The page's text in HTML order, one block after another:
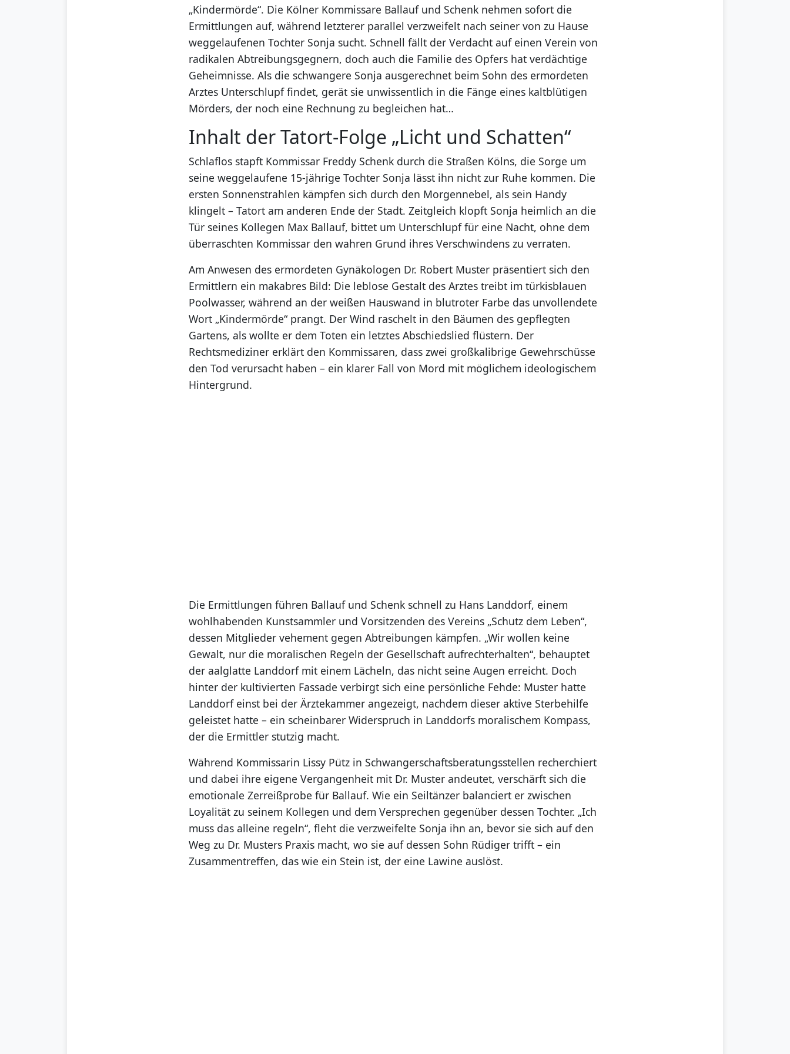
„Kindermörde“. Die Kölner Kommissare Ballauf und Schenk nehmen sofort die
Ermittlungen auf, während letzterer parallel verzweifelt nach seiner von zu Hause
weggelaufenen Tochter Sonja sucht. Schnell fällt der Verdacht auf einen Verein von
radikalen Abtreibungsgegnern, doch auch die Familie des Opfers hat verdächtige
Geheimnisse. Als die schwangere Sonja ausgerechnet beim Sohn des ermordeten
Arztes Unterschlupf findet, gerät sie unwissentlich in die Fänge eines kaltblütigen
Mörders, der noch eine Rechnung zu begleichen hat…
Inhalt der Tatort-Folge „Licht und Schatten“
Schlaflos stapft Kommissar Freddy Schenk durch die Straßen Kölns, die Sorge um
seine weggelaufene 15-jährige Tochter Sonja lässt ihn nicht zur Ruhe kommen. Die
ersten Sonnenstrahlen kämpfen sich durch den Morgennebel, als sein Handy
klingelt – Tatort am anderen Ende der Stadt. Zeitgleich klopft Sonja heimlich an die
Tür seines Kollegen Max Ballauf, bittet um Unterschlupf für eine Nacht, ohne dem
überraschten Kommissar den wahren Grund ihres Verschwindens zu verraten.
Am Anwesen des ermordeten Gynäkologen Dr. Robert Muster präsentiert sich den
Ermittlern ein makabres Bild: Die leblose Gestalt des Arztes treibt im türkisblauen
Poolwasser, während an der weißen Hauswand in blutroter Farbe das unvollendete
Wort „Kindermörde“ prangt. Der Wind raschelt in den Bäumen des gepflegten
Gartens, als wollte er dem Toten ein letztes Abschiedslied flüstern. Der
Rechtsmediziner erklärt den Kommissaren, dass zwei großkalibrige Gewehrschüsse
den Tod verursacht haben – ein klarer Fall von Mord mit möglichem ideologischem
Hintergrund.
Die Ermittlungen führen Ballauf und Schenk schnell zu Hans Landdorf, einem
wohlhabenden Kunstsammler und Vorsitzenden des Vereins „Schutz dem Leben“,
dessen Mitglieder vehement gegen Abtreibungen kämpfen. „Wir wollen keine
Gewalt, nur die moralischen Regeln der Gesellschaft aufrechterhalten“, behauptet
der aalglatte Landdorf mit einem Lächeln, das nicht seine Augen erreicht. Doch
hinter der kultivierten Fassade verbirgt sich eine persönliche Fehde: Muster hatte
Landdorf einst bei der Ärztekammer angezeigt, nachdem dieser aktive Sterbehilfe
geleistet hatte – ein scheinbarer Widerspruch in Landdorfs moralischem Kompass,
der die Ermittler stutzig macht.
Während Kommissarin Lissy Pütz in Schwangerschaftsberatungsstellen recherchiert
und dabei ihre eigene Vergangenheit mit Dr. Muster andeutet, verschärft sich die
emotionale Zerreißprobe für Ballauf. Wie ein Seiltänzer balanciert er zwischen
Loyalität zu seinem Kollegen und dem Versprechen gegenüber dessen Tochter. „Ich
muss das alleine regeln“, fleht die verzweifelte Sonja ihn an, bevor sie sich auf den
Weg zu Dr. Musters Praxis macht, wo sie auf dessen Sohn Rüdiger trifft – ein
Zusammentreffen, das wie ein Stein ist, der eine Lawine auslöst.